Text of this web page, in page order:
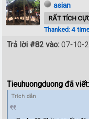
asian
RẤT TÍCH
Thanked: 4
Trả lời #82 vào: 07-10-
Tieuhuongduong đã viết:
Trích dẫn